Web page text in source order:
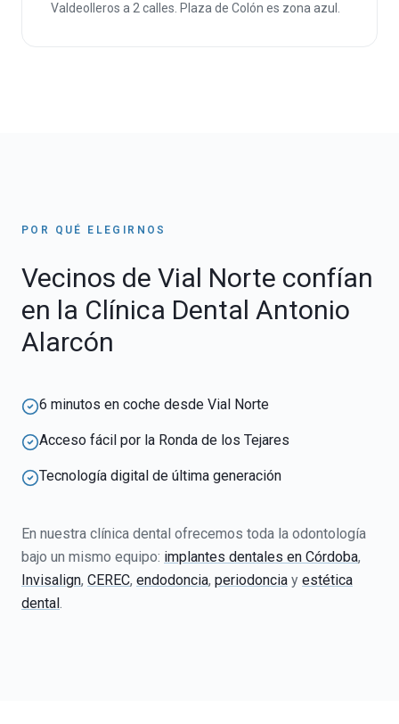
Valdeolleros a 2 calles. Plaza de Colón es zona azul.
POR QUÉ ELEGIRNOS
Vecinos de Vial Norte confían
en la Clínica Dental Antonio
Alarcón
6 minutos en coche desde Vial Norte
Acceso fácil por la Ronda de los Tejares
Tecnología digital de última generación
En nuestra clínica dental ofrecemos toda la odontología
bajo un mismo equipo: implantes dentales en Córdoba,
Invisalign, CEREC, endodoncia, periodoncia y estética
dental.